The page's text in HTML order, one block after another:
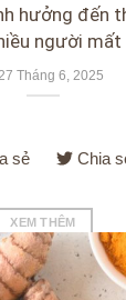
hưởng đến
người mất
Tháng 6, 2025
XEM THÊM
sẻ Chia